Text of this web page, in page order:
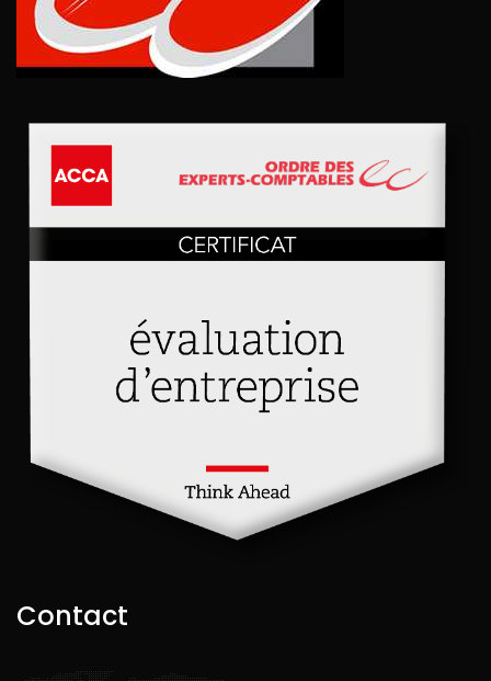
Contact